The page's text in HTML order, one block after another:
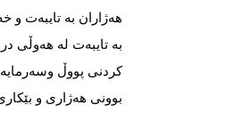
هەژاران بە تایبەت و
بە تایبەت لە هەوڵی
کردنی پووڵ
بوونی هەژاری و